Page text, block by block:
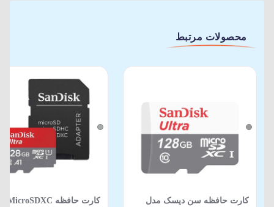
محصولات مرتبط
کارت حافظه سن دیسک مدل